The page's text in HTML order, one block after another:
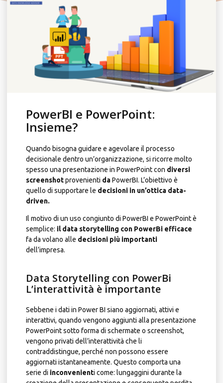
PowerBI e PowerPoint:
Insieme?
Quando bisogna guidare e agevolare il processo
decisionale dentro un’organizzazione, si ricorre molto
spesso una presentazione in PowerPoint con diversi
screenshotprovenienti daPowerBI. L’obiettivo è
quello di supportare le decisioni in un’ottica data-
driven.
Il motivo di un uso congiunto di PowerBI e PowerPoint è
semplice: il data storytelling con PowerBi efficace
fa da volano alle decisioni più importanti
dell’impresa.
Data Storytelling con PowerBi
L’interattività è importante
Sebbene i dati in Power BI siano aggiornati, attivi e
interattivi, quando vengono aggiunti alla presentazione
PowerPoint sotto forma di schermate o screenshot,
vengono privati ​​dell’interattività che li
contraddistingue, perché non possono essere
aggiornati istantaneamente. Questo comporta una
serie di inconvenienti come: lungaggini durante la